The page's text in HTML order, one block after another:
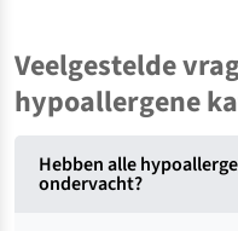
Veelgestelde
hypoallergene
Hebben alle
ondervacht?